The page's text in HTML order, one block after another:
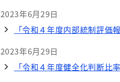
2023年6月29日
「令和４年度内部統制評価
2023年6月29日
「令和４年度健全化判断比